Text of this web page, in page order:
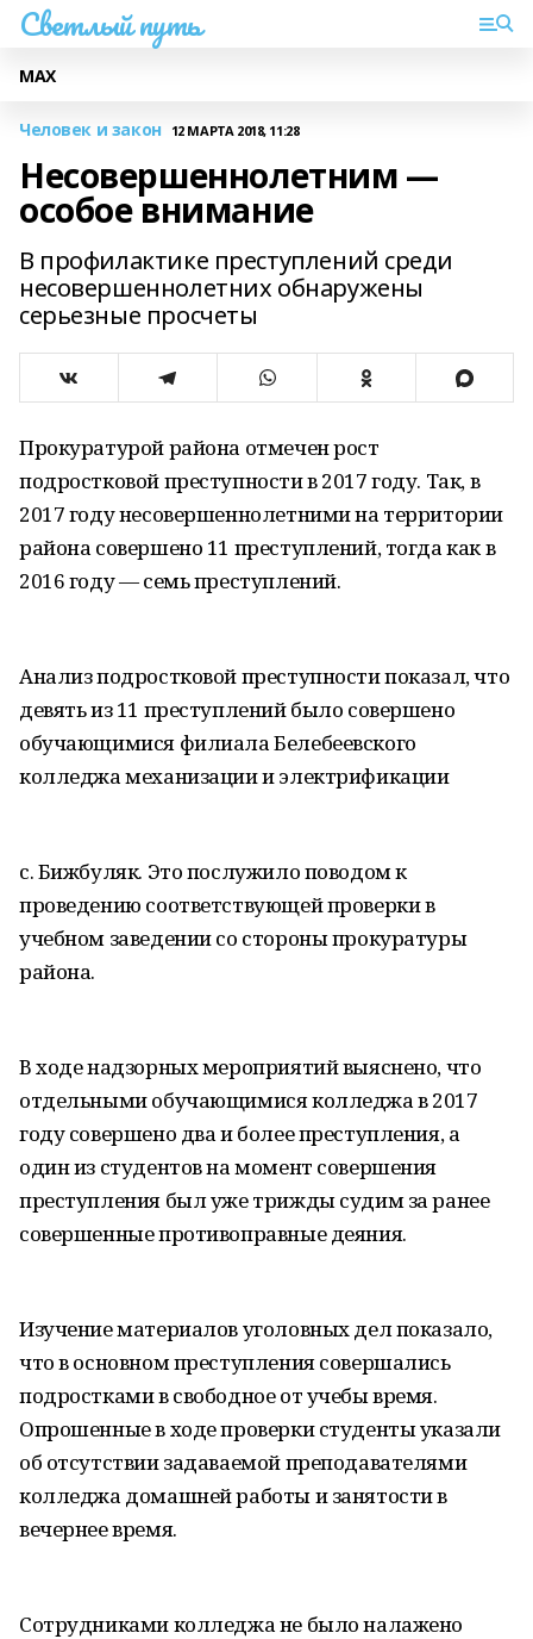
Светлый путь
МАХ
Человек и закон 12 МАРТА 2018, 11:28
Несовершеннолетним —
особое внимание
В профилактике преступлений среди
несовершеннолетних обнаружены
серьезные просчеты
Прокуратурой района отмечен рост
подростковой преступности в 2017 году. Так, в
2017 году несовершеннолетними на территории
района совершено 11 преступлений, тогда как в
2016 году — семь преступлений.
Анализ подростковой преступности показал, что
девять из 11 преступлений было совершено
обучающимися филиала Белебеевского
колледжа механизации и электрификации
с. Бижбуляк. Это послужило поводом к
проведению соответствующей проверки в
учебном заведении со стороны прокуратуры
района.
В ходе надзорных мероприятий выяснено, что
отдельными обучающимися колледжа в 2017
году совершено два и более преступления, а
один из студентов на момент совершения
преступления был уже трижды судим за ранее
совершенные противоправные деяния.
Изучение материалов уголовных дел показало,
что в основном преступления совершались
подростками в свободное от учебы время.
Опрошенные в ходе проверки студенты указали
об отсутствии задаваемой преподавателями
колледжа домашней работы и занятости в
вечернее время.
Сотрудниками колледжа не было налажено